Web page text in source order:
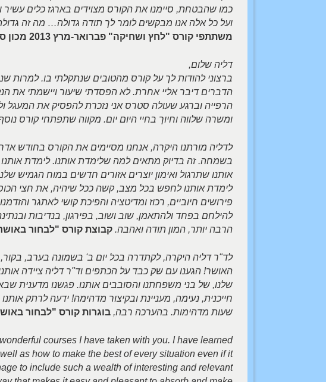
כמו שהבטחת, סיימנו את הקורס מצוידים בארגז כלים עשיר
ועל כל אלה אנו מבקשים לומר לך תודה גדולה… מה זה
משתתפי קורס "לחץ ושחיקה" פברואר-מרץ 2013 מכון סאלד
דליה שלום,
ברצוני להודות לך על קורס מהטובים שנתקלתי בו.
הדברים דיבר אליי אחרת. לא הפסדתי שיעור ויישמתי את
הרפייה וברגע שעולה סטרס אני נזכרת להפסיק את המעגל
ומשרה שלווה וחיוך בחיי היום יום. מקווה שתפתחי קורס
לדליה מורתנו היקרה, אנחנו מסיימים את הקורס בחודש
בשמחה. זה בדיוק מתאים למה שלימדת אותנו. לימדת
אותנו שתרגול ואימון יוצרים אזורים חדשים במוח הגמיש
לימדת אותנו לחפש בכל מצב, קשה ככל שיהיה, את חצי
פירושים חיוביים, רכוז ומדיטציה והפיכת קושי לאתגר
להילחם בפחד ולהתאמן, שוב ושוב, בפירגון, בנדיבות
הרבה יותר, המון תודה ואהבה. קבוצת קורס "לבחור
לד"ר דליה היקרה, לקתדרה בכל יום ב' בשמונה בערב,
האושר! הגענו עם שק כבד על הכתפים וד"ר דליה ציידה
שלנו, של בני משפחתנו והסובבים אותנו. פגשנו מדענית
חייכנית, נעימה, מעניינת ובקיצור מדהימה! ידעה לרתק
שעות מדהימות. בהערכה רבה, בוגרות קורס "לבחור באושר"
courses I have taken with you. I have learned
as how to make the best of every situation even if it
to include such a wealth of interesting and relevant